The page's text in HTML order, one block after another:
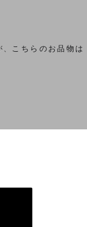
こちらのお品物